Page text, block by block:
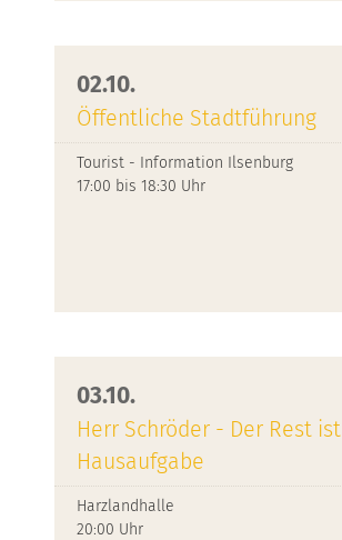
02.10.
Öffentliche Stadtführung
Tourist - Information Ilsenburg
17:00 bis 18:30 Uhr
03.10.
Herr Schröder - Der Rest ist
Hausaufgabe
Harzlandhalle
20:00 Uhr